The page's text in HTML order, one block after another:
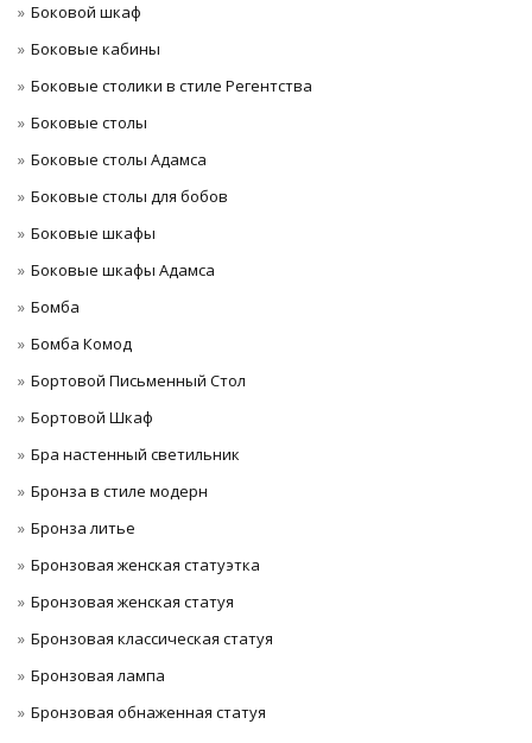
Боковой шкаф
Боковые кабины
Боковые столики в стиле Регентства
Боковые столы
Боковые столы Адамса
Боковые столы для бобов
Боковые шкафы
Боковые шкафы Адамса
Бомба
Бомба Комод
Бортовой Письменный Стол
Бортовой Шкаф
Бра настенный светильник
Бронза в стиле модерн
Бронза литье
Бронзовая женская статуэтка
Бронзовая женская статуя
Бронзовая классическая статуя
Бронзовая лампа
Бронзовая обнаженная статуя